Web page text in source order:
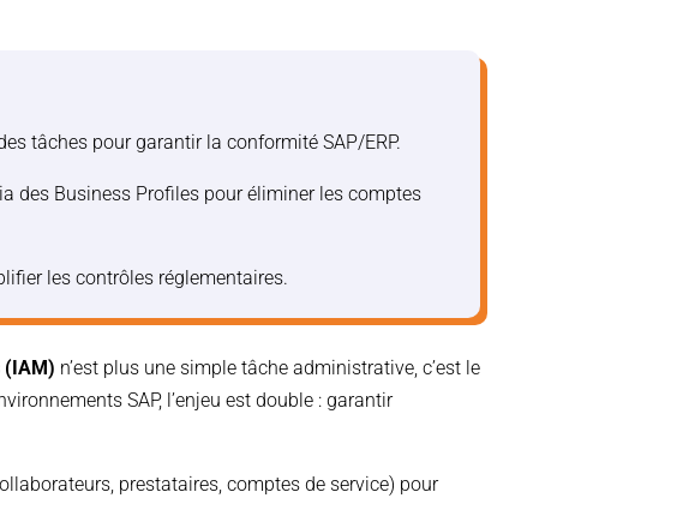
tâches pour garantir la conformité SAP/ERP.
des Business Profiles pour éliminer les comptes
les contrôles réglementaires.
(IAM) n’est plus une simple tâche administrative, c’est le
SAP, l’enjeu est double : garantir
prestataires, comptes de service) pour